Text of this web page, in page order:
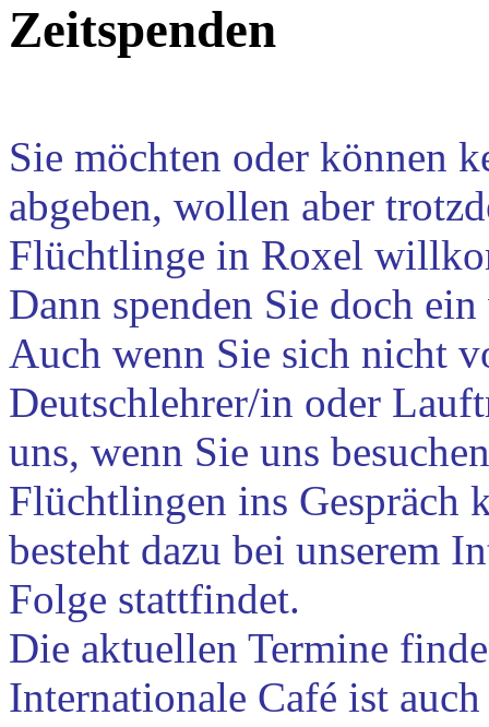
Zeitspenden
Sie möchten oder können
abgeben, wollen aber
Flüchtlinge in Roxel
Dann spenden Sie doch
Auch wenn Sie sich nicht
Deutschlehrer/in oder
uns, wenn Sie uns
Flüchtlingen ins Gespräch
besteht dazu bei unserem
Folge stattfindet.
Die aktuellen Termine
Internationale Café ist